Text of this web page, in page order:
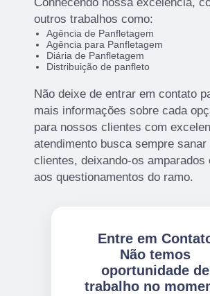
outros trabalhos como:
Agência de Panfletagem
Agência para Panfletagem
Diária de Panfletagem
Distribuição de panfleto
Não deixe de entrar em contato
mais informações sobre cada
para nossos clientes com
atendimento busca sempre sanar
clientes, deixando-os amparados
aos questionamentos do ramo.
Entre em
Não temos
oportunidade de
trabalho no